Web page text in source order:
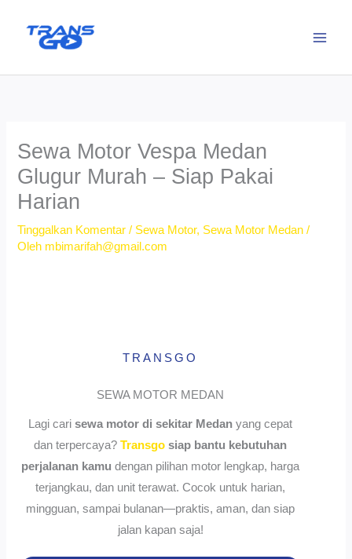
Sewa Motor Vespa Medan
Glugur Murah – Siap Pakai
Harian
Tinggalkan Komentar / Sewa Motor, Sewa Motor Medan /
Oleh mbimarifah@gmail.com
TRANSGO
SEWA MOTOR MEDAN
Lagi cari sewa motor di sekitar Medan yang cepat
dan terpercaya? Transgo siap bantu kebutuhan
perjalanan kamu dengan pilihan motor lengkap, harga
terjangkau, dan unit terawat. Cocok untuk harian,
mingguan, sampai bulanan—praktis, aman, dan siap
jalan kapan saja!